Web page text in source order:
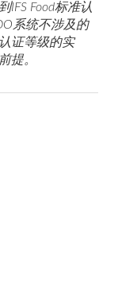
IFS Food标准认
系统不涉及的
证等级的实
提。